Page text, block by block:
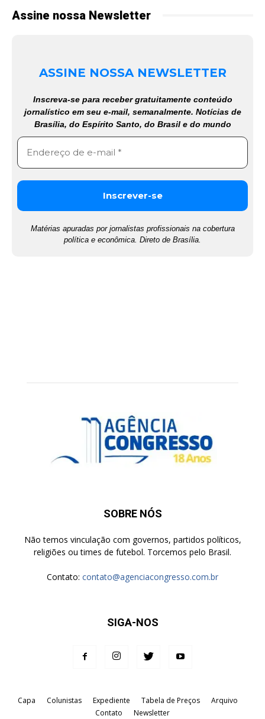
Assine nossa Newsletter
ASSINE NOSSA NEWSLETTER
Inscreva-se para receber gratuitamente conteúdo
jornalístico em seu e-mail, semanalmente. Notícias de
Brasília, do Espírito Santo, do Brasil e do mundo
Matérias apuradas por jornalistas profissionais na cobertura
política e econômica. Direto de Brasília.
SOBRE NÓS
Não temos vinculação com governos, partidos políticos,
religiões ou times de futebol. Torcemos pelo Brasil.
Contato: contato@agenciacongresso.com.br
SIGA-NOS
Capa Colunistas Expediente Tabela de Preços
Arquivo
Contato
Newsletter